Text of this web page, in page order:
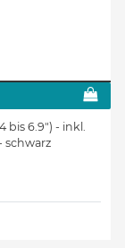
bis 6.9") - inkl.
schwarz